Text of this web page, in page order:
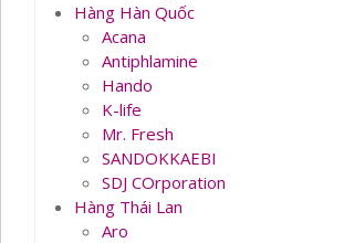
Hàng Hàn Quốc
Acana
Antiphlamine
Hando
K-life
Mr. Fresh
SANDOKKAEBI
SDJ COrporation
Hàng Thái Lan
Aro